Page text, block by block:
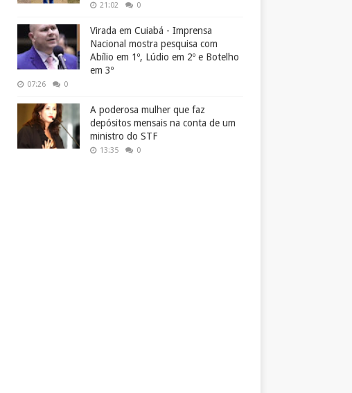
21:02 0
Virada em Cuiabá - Imprensa
Nacional mostra pesquisa com
Abílio em 1º, Lúdio em 2º e Botelho
em 3º
07:26 0
A poderosa mulher que faz
depósitos mensais na conta de um
ministro do STF
13:35 0